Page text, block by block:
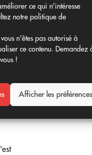
ce qui n'intéresse
notre politique de
n'êtes pas autorisé à
ce contenu. Demandez
!
Afficher les